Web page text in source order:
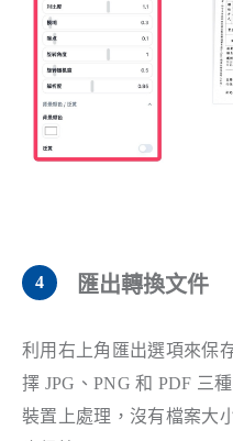
匯出轉換文件
利用右上角匯出選項來保
擇 JPG、PNG 和 PDF 三
裝置上處理，沒有檔案大